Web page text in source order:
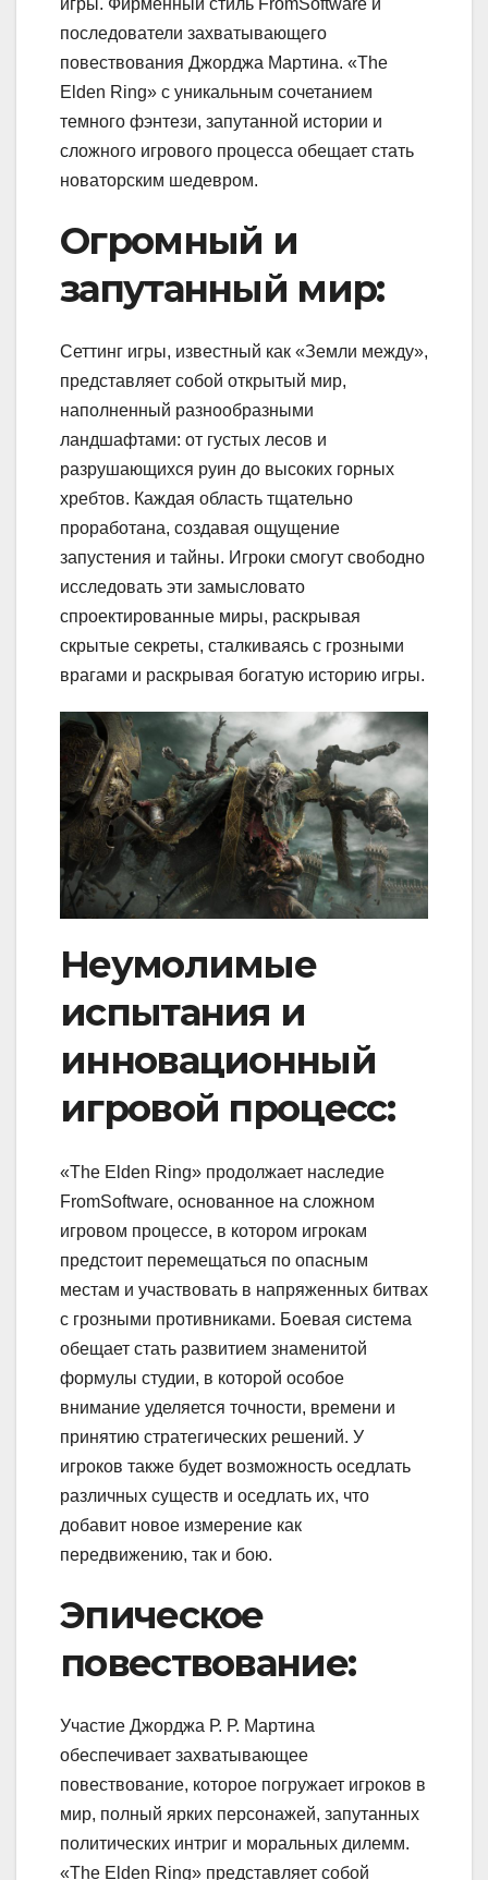
последователи захватывающего
повествования Джорджа Мартина. «The
Elden Ring» с уникальным сочетанием
темного фэнтези, запутанной истории и
сложного игрового процесса обещает стать
новаторским шедевром.
Огромный и
запутанный мир:
Сеттинг игры, известный как «Земли между»,
представляет собой открытый мир,
наполненный разнообразными
ландшафтами: от густых лесов и
разрушающихся руин до высоких горных
хребтов. Каждая область тщательно
проработана, создавая ощущение
запустения и тайны. Игроки смогут свободно
исследовать эти замысловато
спроектированные миры, раскрывая
скрытые секреты, сталкиваясь с грозными
врагами и раскрывая богатую историю игры.
Неумолимые
испытания и
инновационный
игровой процесс:
«The Elden Ring» продолжает наследие
FromSoftware, основанное на сложном
игровом процессе, в котором игрокам
предстоит перемещаться по опасным
местам и участвовать в напряженных битвах
с грозными противниками. Боевая система
обещает стать развитием знаменитой
формулы студии, в которой особое
внимание уделяется точности, времени и
принятию стратегических решений. У
игроков также будет возможность оседлать
различных существ и оседлать их, что
добавит новое измерение как
передвижению, так и бою.
Эпическое
повествование:
Участие Джорджа Р. Р. Мартина
обеспечивает захватывающее
повествование, которое погружает игроков в
мир, полный ярких персонажей, запутанных
политических интриг и моральных дилемм.
«The Elden Ring» представляет собой